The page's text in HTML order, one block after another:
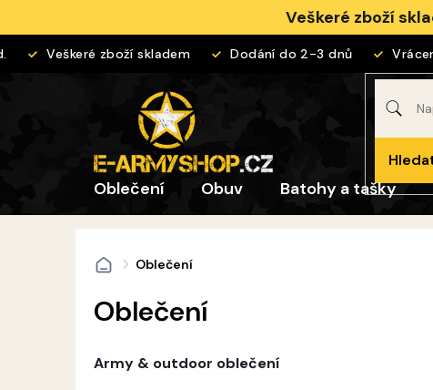
obsah
Veškeré zboží
Veškeré zboží skladem Dodání do 2-3 dnů Vrácení
Oblečení Obuv Batohy a tašky
DomůOblečení
Oblečení
Army & outdoor oblečení